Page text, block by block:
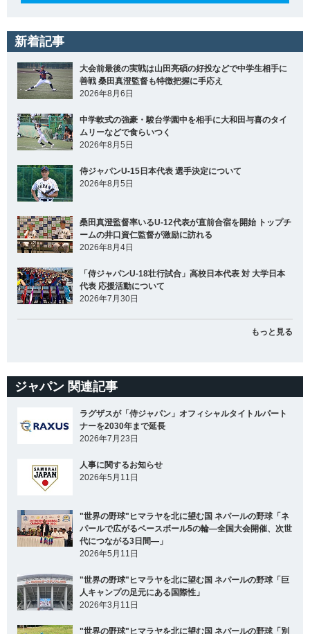
新着記事
大会前最後の実戦は山田亮碩の好投などで中学生相手に
善戦 桑田真澄監督も特徴把握に手応え
2026年8月6日
中学軟式の強豪・駿台学園中を相手に大和田与喜のタイ
ムリーなどで食らいつく
2026年8月5日
侍ジャパンU-15日本代表 選手決定について
2026年8月5日
桑田真澄監督率いるU-12代表が直前合宿を開始 トップチ
ームの井口資仁監督が激励に訪れる
2026年8月4日
「侍ジャパンU-18壮行試合」高校日本代表 対 大学日本
代表 応援活動について
2026年7月30日
もっと見る
ジャパン 関連記事
ラグザスが「侍ジャパン」オフィシャルタイトルパート
ナーを2030年まで延長
2026年7月23日
人事に関するお知らせ
2026年5月11日
"世界の野球"ヒマラヤを北に望む国 ネパールの野球「ネ
パールで広がるベースボール5の輪―全国大会開催、次世
代につながる3日間―」
2026年5月11日
"世界の野球"ヒマラヤを北に望む国 ネパールの野球「巨
人キャンプの足元にある国際性」
2026年3月11日
"世界の野球"ヒマラヤを北に望む国 ネパールの野球「別